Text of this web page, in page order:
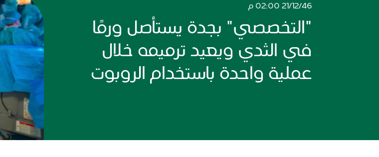
21/12/46 02:00 م
"التخصصي" بجدة يستأصل ورمًا
في الثدي ويعيد ترميمه خلال
عملية واحدة باستخدام الروبوت